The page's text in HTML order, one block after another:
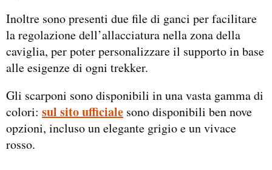
Inoltre sono presenti due file di ganci per facilitare
la regolazione dell’allacciatura nella zona della
caviglia, per poter personalizzare il supporto in base
alle esigenze di ogni trekker.
Gli scarponi sono disponibili in una vasta gamma di
colori: sul sito ufficiale sono disponibili ben nove
opzioni, incluso un elegante grigio e un vivace
rosso.